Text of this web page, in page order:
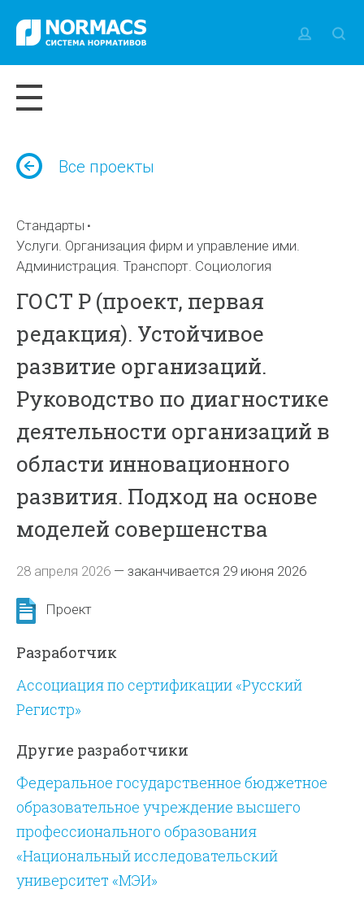
Все проекты
Стандарты
Услуги. Организация фирм и управление ими.
Администрация. Транспорт. Социология
ГОСТ Р (проект, первая
редакция). Устойчивое
развитие организаций.
Руководство по диагностике
деятельности организаций в
области инновационного
развития. Подход на основе
моделей совершенства
28 апреля 2026 —заканчивается 29 июня 2026
Проект
Разработчик
Ассоциация по сертификации «Русский
Регистр»
Другие разработчики
Федеральное государственное бюджетное
образовательное учреждение высшего
профессионального образования
«Национальный исследовательский
университет «МЭИ»